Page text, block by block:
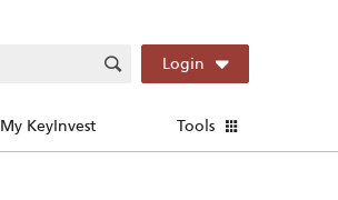
Login
My KeyInvest Tools